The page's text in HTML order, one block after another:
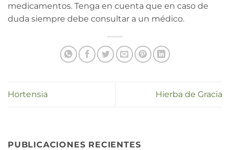
medicamentos. Tenga en cuenta que en caso de
duda siempre debe consultar a un médico.
Hortensia Hierba de Gracia
PUBLICACIONES RECIENTES